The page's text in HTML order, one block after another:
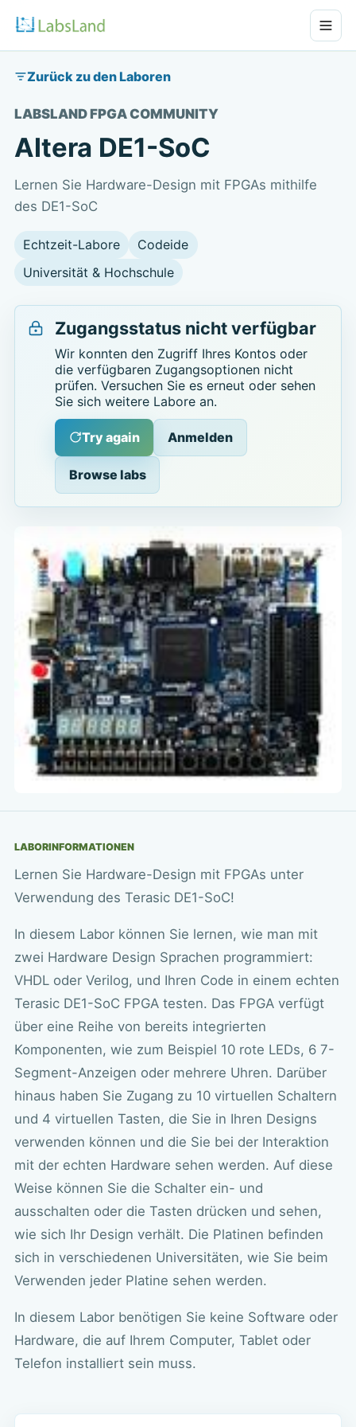
Zurück zu den Laboren
LABSLAND FPGA COMMUNITY
Altera DE1-SoC
Lernen Sie Hardware-Design mit FPGAs mithilfe
des DE1-SoC
Echtzeit-Labore
Codeide
Universität & Hochschule
Zugangsstatus nicht verfügbar
Wir konnten den Zugriff Ihres Kontos oder
die verfügbaren Zugangsoptionen nicht
prüfen. Versuchen Sie es erneut oder sehen
Sie sich weitere Labore an.
Try again Anmelden
Browse labs
LABORINFORMATIONEN
Lernen Sie Hardware-Design mit FPGAs unter
Verwendung des Terasic DE1-SoC!
In diesem Labor können Sie lernen, wie man mit
zwei Hardware Design Sprachen programmiert:
VHDL oder Verilog, und Ihren Code in einem echten
Terasic DE1-SoC FPGA testen. Das FPGA verfügt
über eine Reihe von bereits integrierten
Komponenten, wie zum Beispiel 10 rote LEDs, 6 7-
Segment-Anzeigen oder mehrere Uhren. Darüber
hinaus haben Sie Zugang zu 10 virtuellen Schaltern
und 4 virtuellen Tasten, die Sie in Ihren Designs
verwenden können und die Sie bei der Interaktion
mit der echten Hardware sehen werden. Auf diese
Weise können Sie die Schalter ein- und
ausschalten oder die Tasten drücken und sehen,
wie sich Ihr Design verhält. Die Platinen befinden
sich in verschiedenen Universitäten, wie Sie beim
Verwenden jeder Platine sehen werden.
In diesem Labor benötigen Sie keine Software oder
Hardware, die auf Ihrem Computer, Tablet oder
Telefon installiert sein muss.